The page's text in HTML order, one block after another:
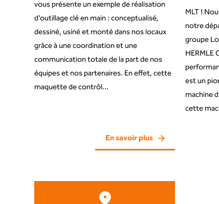
vous présente un exemple de réalisation
d’outillage clé en main : conceptualisé,
dessiné, usiné et monté dans nos locaux
grâce à une coordination et une
communication totale de la part de nos
équipes et nos partenaires. En effet, cette
maquette de contrôl...
En savoir plus
MLT !
notre
groupe
HERMLE
est un
machine
cette